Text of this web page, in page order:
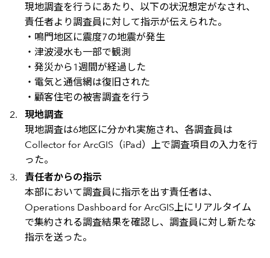
現地調査を行うにあたり、以下の状況想定がなされ、
責任者より調査員に対して指示が伝えられた。
・鳴門地区に震度7の地震が発生
・津波浸水も一部で観測
・発災から1週間が経過した
・電気と通信網は復旧された
・顧客住宅の被害調査を行う
現地調査
現地調査は6地区に分かれ実施され、各調査員は
Collector for ArcGIS（iPad）上で調査項目の入力を行
った。
責任者からの指示
本部において調査員に指示を出す責任者は、
Operations Dashboard for ArcGIS上にリアルタイム
で集約される調査結果を確認し、調査員に対し新たな
指示を送った。